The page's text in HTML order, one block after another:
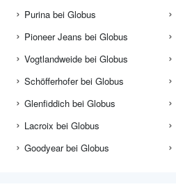
Purina bei Globus
Pioneer Jeans bei Globus
Vogtlandweide bei Globus
Schöfferhofer bei Globus
Glenfiddich bei Globus
Lacroix bei Globus
Goodyear bei Globus